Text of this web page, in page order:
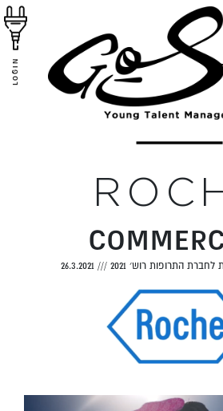
LOGIN
התרופות רוש׳ 2021 ///
26.3.2021